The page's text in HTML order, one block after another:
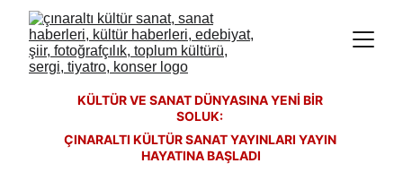
KÜLTÜR VE SANAT DÜNYASINA YENİ BİR
SOLUK:
ÇINARALTI KÜLTÜR SANAT YAYINLARI YAYIN
HAYATINA BAŞLADI